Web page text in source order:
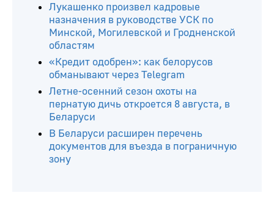
Лукашенко произвел кадровые
назначения в руководстве УСК по
Минской, Могилевской и Гродненской
областям
«Кредит одобрен»: как белорусов
обманывают через Telegram
Летне-осенний сезон охоты на
пернатую дичь откроется 8 августа, в
Беларуси
В Беларуси расширен перечень
документов для въезда в пограничную
зону